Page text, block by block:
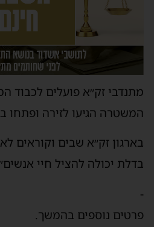
מתנדבי זק״א פועלים לכבוד
המשטרה הגיעו לזירה ופתחו
בארגון זק״א שבים וקוראים
בדלת יכולה להציל חיי
-
פרטים נוספים בהמשך.